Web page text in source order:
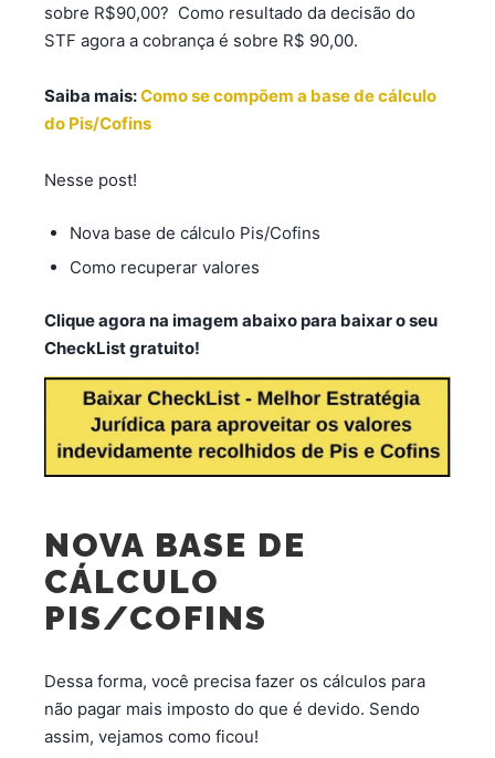
sobre R$90,00? Como resultado da decisão do
STF agora a cobrança é sobre R$ 90,00.
Saiba mais:Como se compõem a base de cálculo
do Pis/Cofins
Nesse post!
Nova base de cálculo Pis/Cofins
Como recuperar valores
Clique agora na imagem abaixo para baixar o seu
CheckList gratuito!
NOVA BASE DE
CÁLCULO
PIS/COFINS
Dessa forma, você precisa fazer os cálculos para
não pagar mais imposto do que é devido. Sendo
assim, vejamos como ficou!